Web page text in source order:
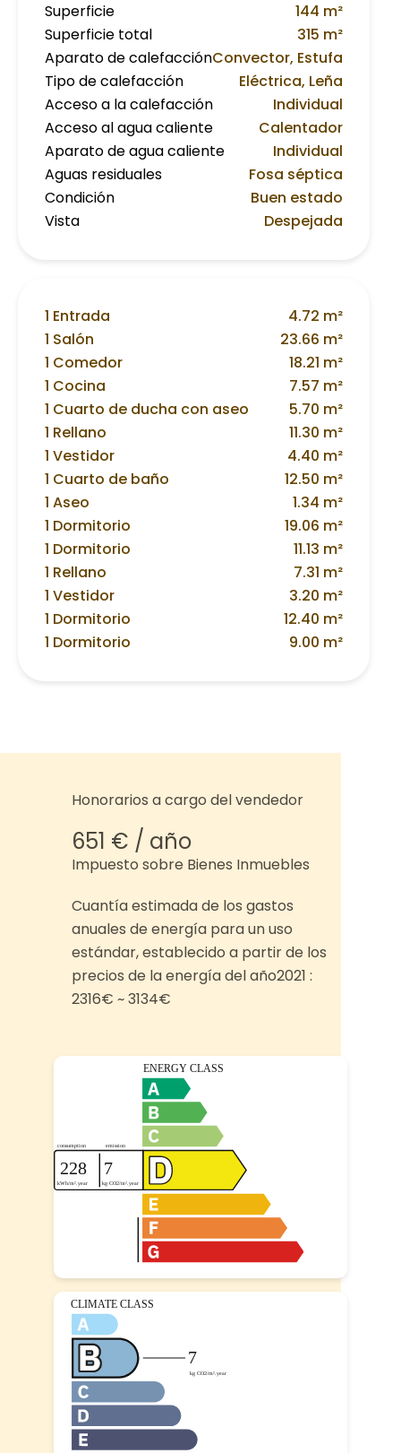
Superficie
144 m²
Superficie total
315 m²
Aparato de calefacciónConvector, Estufa
Tipo de calefacción
Eléctrica, Leña
Acceso a la calefacción
Individual
Acceso al agua caliente
Calentador
Aparato de agua caliente
Individual
Aguas residuales
Fosa séptica
Condición
Buen estado
Vista
Despejada
1 Entrada
4.72 m²
1 Salón
23.66 m²
1 Comedor
18.21 m²
1 Cocina
7.57 m²
1 Cuarto de ducha con aseo
5.70 m²
1 Rellano
11.30 m²
1 Vestidor
4.40 m²
1 Cuarto de baño
12.50 m²
1 Aseo
1.34 m²
1 Dormitorio
19.06 m²
1 Dormitorio
11.13 m²
1 Rellano
7.31 m²
1 Vestidor
3.20 m²
1 Dormitorio
12.40 m²
1 Dormitorio
9.00 m²
Honorarios a cargo del vendedor
651 € / año
Impuesto sobre Bienes Inmuebles
Cuantía estimada de los gastos
anuales de energía para un uso
estándar, establecido a partir de los
precios de la energía del año2021 :
2316€ ~ 3134€